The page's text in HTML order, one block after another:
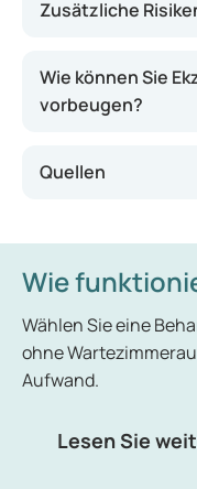
Zusätzliche
Wie können Sie
vorbeugen?
Quellen
Wie
Wählen Sie eine
ohne
Aufwand.
Lesen Sie